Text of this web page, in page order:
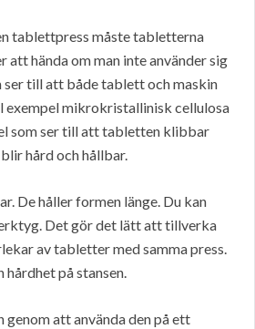
tablettpress måste tabletterna
att hända om man inte använder sig
ser till att både tablett och maskin
exempel mikrokristallinisk cellulosa
som ser till att tabletten klibbar
hård och hållbar.
De håller formen länge. Du kan
Det gör det lätt att tillverka
av tabletter med samma press.
hårdhet på stansen.
genom att använda den på ett